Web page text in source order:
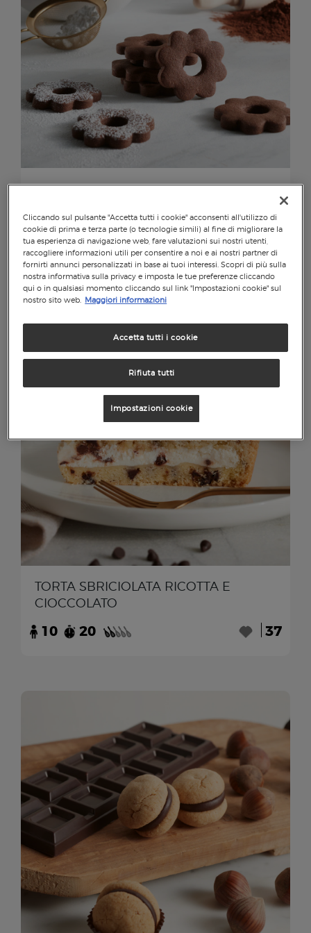
BISCOTTI CANESTRELLI AL CACAO
8 30 10
TORTA SBRICIOLATA RICOTTA E
CIOCCOLATO
10 20 37
Cliccando sul pulsante "Accetta tutti i cookie" acconsenti all'utilizzo di
cookie di prima e terza parte (o tecnologie simili) al fine di migliorare la
tua esperienza di navigazione web, fare valutazioni sui nostri utenti,
raccogliere informazioni utili per consentire a noi e ai nostri partner di
fornirti annunci personalizzati in base ai tuoi interessi. Scopri di più sulla
nostra informativa sulla privacy e imposta le tue preferenze cliccando
qui o in qualsiasi momento cliccando sul link "Impostazioni cookie" sul
nostro sito web. Maggiori informazioni
Rifiuta tutti
Accetta tutti i cookie
Impostazioni cookie